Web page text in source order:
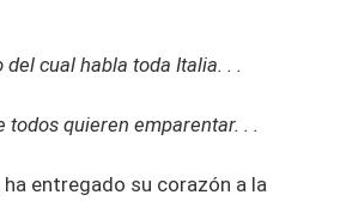
cual habla toda Italia. . .
todos quieren emparentar. . .
entregado su corazón a la